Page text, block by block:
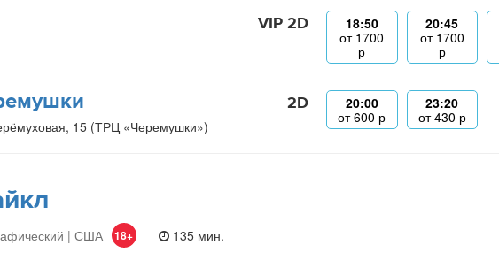
VIP 2D
18:50
от 1700
р
20:45
от 1700
р
15 (ТРЦ «Черемушки»)
2D
20:00
от600 р
23:20
от430 р
| США 18+
135 мин.